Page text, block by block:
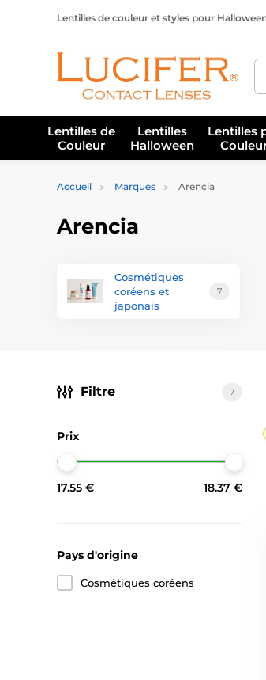
Lentilles de couleur et styles pour
Lentilles de
Couleur
Lentilles
Halloween
Lentilles
Accueil Marques Arencia
Arencia
Cosmétiques
coréens et
japonais
7
Filtre 7
Prix
17.55 € 18.37 €
Pays d'origine
Cosmétiques coréens